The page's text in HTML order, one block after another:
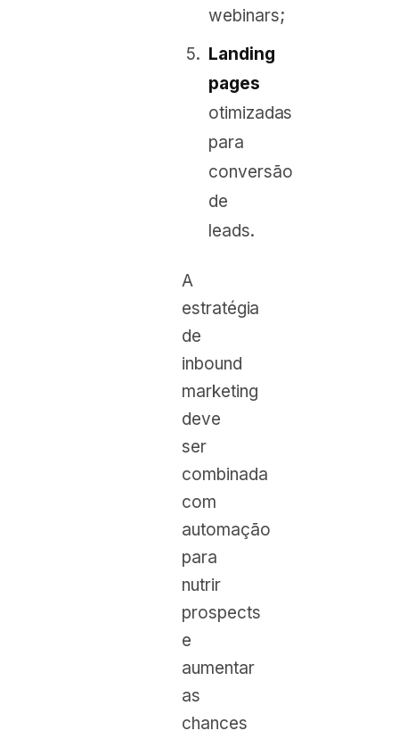
webinars;
Landing
pages
otimizadas
para
conversão
de
leads.
A
estratégia
de
inbound
marketing
deve
ser
combinada
com
automação
para
nutrir
prospects
e
aumentar
as
chances